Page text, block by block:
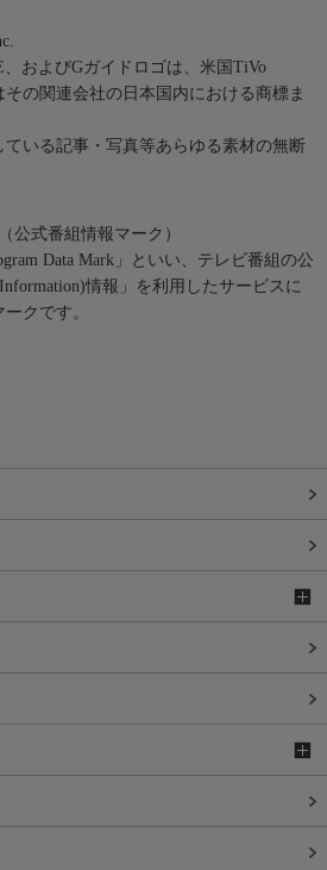
およびGガイドロゴは、米国TiVo
の関連会社の日本国内における商標ま
ている記事・写真等あらゆる素材の無断
公式番組情報マーク）
Data Mark」といい、テレビ番組の公
情報」を利用したサービスに
クです。